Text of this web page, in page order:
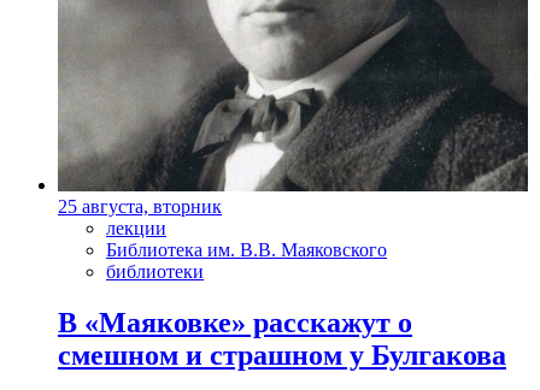
25 августа, вторник
лекции
Библиотека им. В.В. Маяковского
библиотеки
В «Маяковке» расскажут о
смешном и страшном у Булгакова